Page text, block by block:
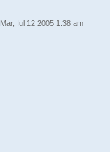
Mar, Iul 12 2005 1:38 am